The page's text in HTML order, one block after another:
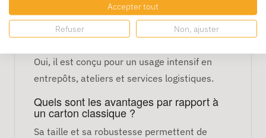
Est-il adapté aux environnements
professionnels ?
Oui, il est conçu pour un usage intensif en
entrepôts, ateliers et services logistiques.
Quels sont les avantages par rapport à
un carton classique ?
Sa taille et sa robustesse permettent de
Accepter tout
Refuser Non, ajuster